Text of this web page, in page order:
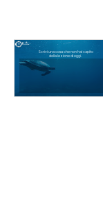
Scrivi una cosa che non hai capito
della lezione di oggi.